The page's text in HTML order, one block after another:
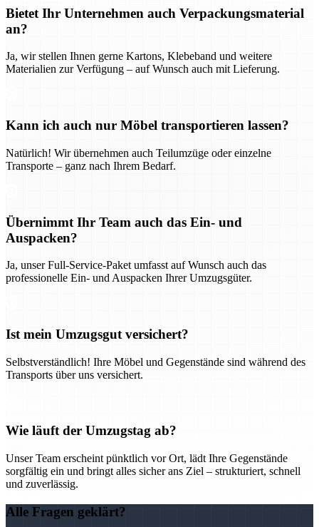
Bietet Ihr Unternehmen auch Verpackungsmaterial
an?
Ja, wir stellen Ihnen gerne Kartons, Klebeband und weitere
Materialien zur Verfügung – auf Wunsch auch mit Lieferung.
Kann ich auch nur Möbel transportieren lassen?
Natürlich! Wir übernehmen auch Teilumzüge oder einzelne
Transporte – ganz nach Ihrem Bedarf.
Übernimmt Ihr Team auch das Ein- und
Auspacken?
Ja, unser Full-Service-Paket umfasst auf Wunsch auch das
professionelle Ein- und Auspacken Ihrer Umzugsgüter.
Ist mein Umzugsgut versichert?
Selbstverständlich! Ihre Möbel und Gegenstände sind während des
Transports über uns versichert.
Wie läuft der Umzugstag ab?
Unser Team erscheint pünktlich vor Ort, lädt Ihre Gegenstände
sorgfältig ein und bringt alles sicher ans Ziel – strukturiert, schnell
und zuverlässig.
Alle Fragen geklärt?